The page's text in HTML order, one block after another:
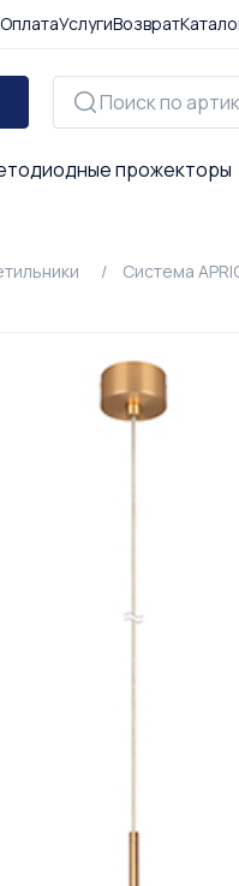
ОплатаУслугиВозврат
прожекторы
Система